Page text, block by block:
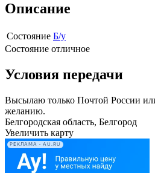
Описание
Состояние Б/у
Состояние отличное
Условия передачи
Высылаю только Почтой России
желанию.
Белгородская область, Белгород
Увеличить карту
РЕКЛАМА • AU.RU